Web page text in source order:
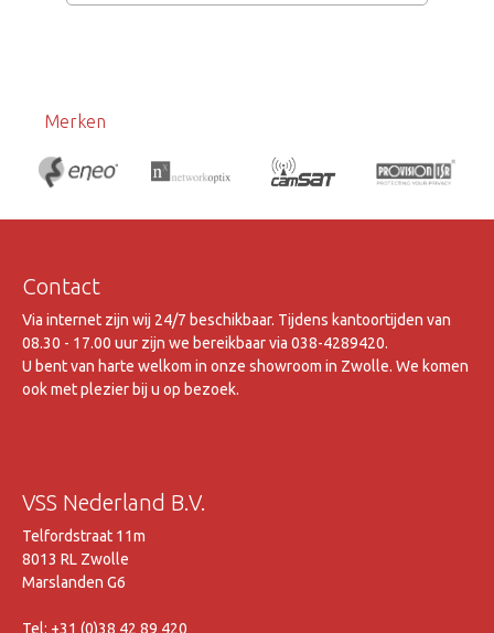
Merken
Contact
Via internet zijn wij 24/7 beschikbaar. Tijdens kantoortijden van
08.30 - 17.00 uur zijn we bereikbaar via 038-4289420.
U bent van harte welkom in onze showroom in Zwolle. We komen
ook met plezier bij u op bezoek.
VSS Nederland B.V.
Telfordstraat 11m
8013 RL Zwolle
Marslanden G6
Tel: +31 (0)38 42 89 420